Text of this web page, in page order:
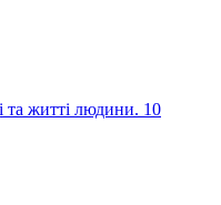
та житті людини. 10